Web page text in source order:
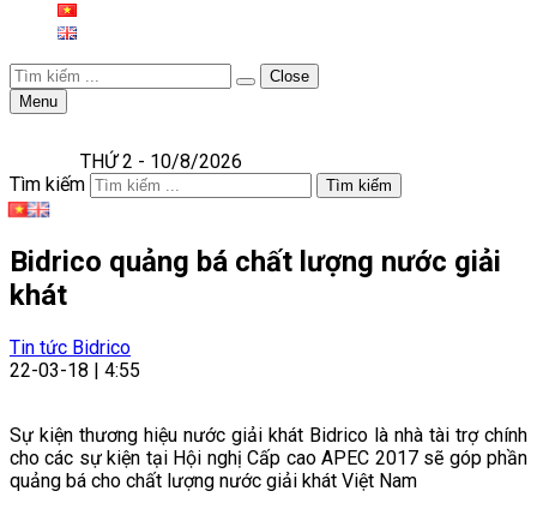
Close
Menu
THỨ 2 - 10/8/2026
Tìm kiếm
Tìm kiếm
Bidrico quảng bá chất lượng nước giải
khát
Tin tức Bidrico
22-03-18 | 4:55
Sự kiện thương hiệu nước giải khát Bidrico là nhà tài trợ chính
cho các sự kiện tại Hội nghị Cấp cao APEC 2017 sẽ góp phần
quảng bá cho chất lượng nước giải khát Việt Nam